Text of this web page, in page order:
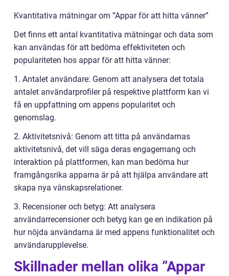
Kvantitativa mätningar om ”Appar för att hitta vänner”
Det finns ett antal kvantitativa mätningar och data som
kan användas för att bedöma effektiviteten och
populariteten hos appar för att hitta vänner:
1. Antalet användare: Genom att analysera det totala
antalet användarprofiler på respektive plattform kan vi
få en uppfattning om appens popularitet och
genomslag.
2. Aktivitetsnivå: Genom att titta på användarnas
aktivitetsnivå, det vill säga deras engagemang och
interaktion på plattformen, kan man bedöma hur
framgångsrika apparna är på att hjälpa användare att
skapa nya vänskapsrelationer.
3. Recensioner och betyg: Att analysera
användarrecensioner och betyg kan ge en indikation på
hur nöjda användarna är med appens funktionalitet och
användarupplevelse.
Skillnader mellan olika ”Appar